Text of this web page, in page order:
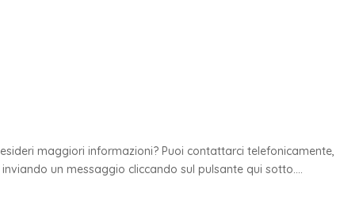
maggiori informazioni? Puoi contattarci telefonicamente,
un messaggio cliccando sul pulsante qui sotto....